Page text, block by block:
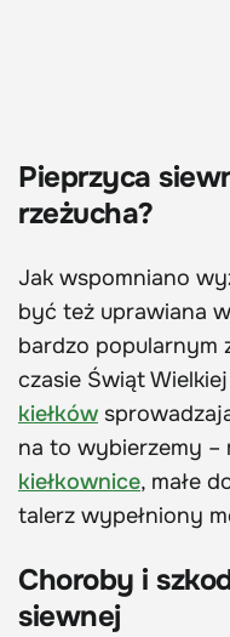
Pieprzyca
rzeżucha?
Jak wspomniano
być też uprawiana
bardzo popularnym
czasie Świąt
kiełków
na to wybierzemy –
kiełkownice, małe
talerz wypełniony
Choroby i
siewnej